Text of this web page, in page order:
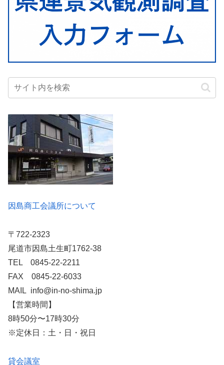
因島商工会議所について
〒722-2323
尾道市因島土生町1762-38
TEL 0845-22-2211
FAX 0845-22-6033
MAIL info@in-no-shima.jp
【営業時間】
8時50分〜17時30分
※定休日：土・日・祝日
貸会議室